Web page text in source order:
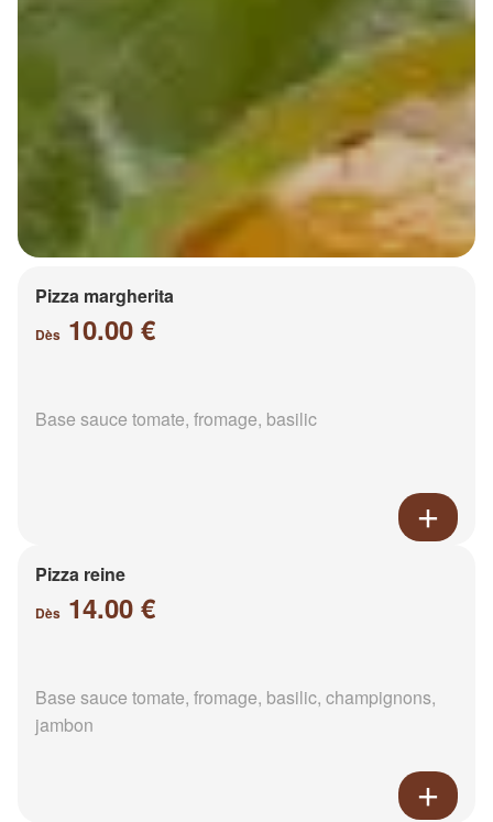
Pizza margherita
Dès 10.00 €
Base sauce tomate, fromage, basilic
Pizza reine
Dès 14.00 €
Base sauce tomate, fromage, basilic, champignons,
jambon